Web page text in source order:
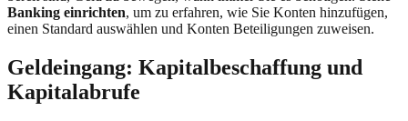
Banking einrichten, um zu erfahren, wie Sie Konten hinzufügen,
einen Standard auswählen und Konten Beteiligungen zuweisen.
Geldeingang: Kapitalbeschaffung und
Kapitalabrufe